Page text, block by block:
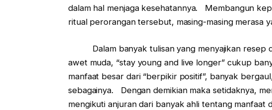
dalam hal menjaga kesehatannya. Membangun
ritual perorangan tersebut, masing-masing merasa
Dalam banyak tulisan yang menyajikan resep
awet muda, “stay young and live longer” cukup
manfaat besar dari “berpikir positif”, banyak
sebagainya. Dengan demikian maka setidaknya,
mengikuti anjuran dari banyak ahli tentang